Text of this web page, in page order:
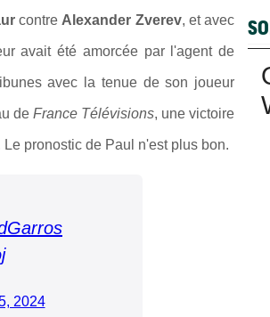
contre Alexander Zverev, et avec
avait été amorcée par l'agent de
avec la tenue de son joueur
de France Télévisions, une victoire
pronostic de Paul n'est plus bon.
2024